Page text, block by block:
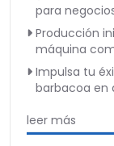
para
Producción
máquina
Impulsa tu
barbacoa en
leer más